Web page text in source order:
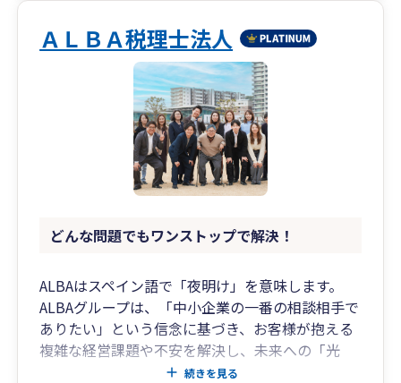
ＡＬＢＡ税理士法人
どんな問題でもワンストップで解決！
ALBAはスペイン語で「夜明け」を意味します。
ALBAグループは、「中小企業の一番の相談相手で
ありたい」という信念に基づき、お客様が抱える
複雑な経営課題や不安を解決し、未来への「光
明」となることをお約束します。
続きを見る